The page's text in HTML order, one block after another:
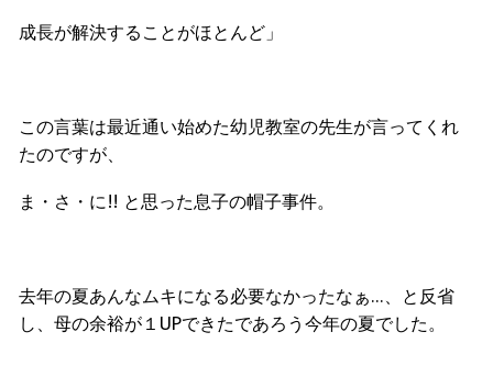
成長が解決することがほとんど」
この言葉は最近通い始めた幼児教室の先生が言ってくれ
たのですが、
ま・さ・に!! と思った息子の帽子事件。
去年の夏あんなムキになる必要なかったなぁ…、と反省
し、母の余裕が１UPできたであろう今年の夏でした。